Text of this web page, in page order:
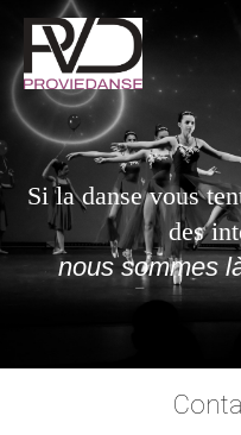
Si la danse vous
des
nous sommes